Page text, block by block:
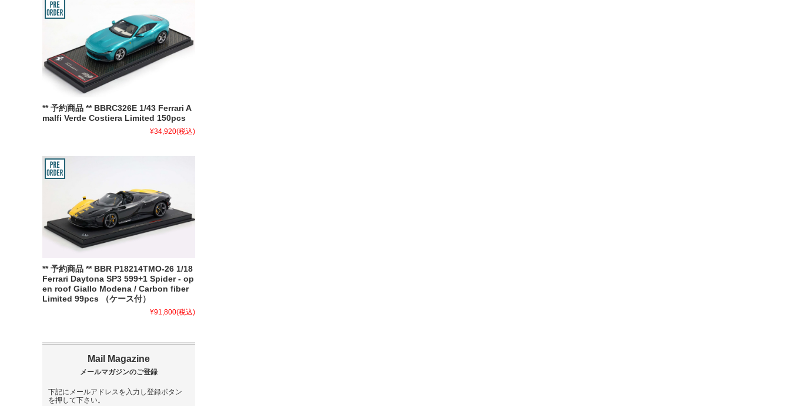
** 予約商品 ** BBRC326E 1/43 Ferrari A
malfi Verde Costiera Limited 150pcs
¥34,920(税込)
** 予約商品 ** BBR P18214TMO-26 1/18
Ferrari Daytona SP3 599+1 Spider - op
en roof Giallo Modena / Carbon fiber
Limited 99pcs （ケース付）
¥91,800(税込)
下記にメールアドレスを入力し登録ボタン
を押して下さい。